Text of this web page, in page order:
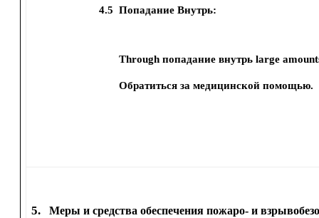
4.5 Попадание Внутрь:
Through попадание внутрь large
Обратиться за медицинской помощью.
5. Меры и средства обеспечения пожаро- и